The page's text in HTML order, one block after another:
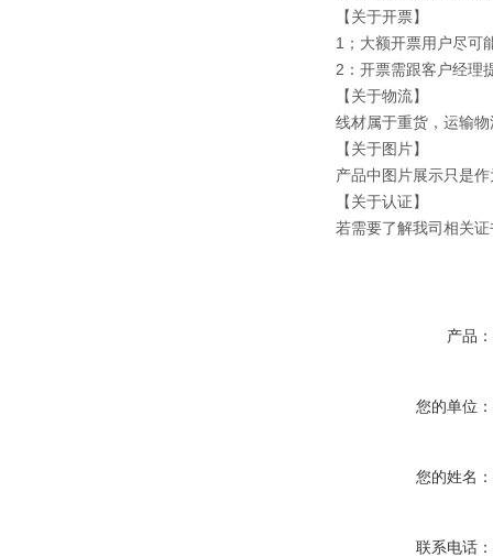
【关于开票】
1；大额开票用户尽可
2：开票需跟客户经理
【关于物流】
线材属于重货，运输
【关于图片】
产品中图片展示只是
【关于认证】
若需要了解我司相关
产品：
您的单位：
您的姓名：
联系电话：